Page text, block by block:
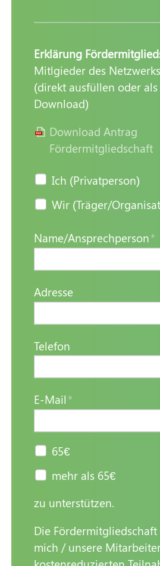
Erklärung
Mitlgieder des
(direkt ausfüllen oder als
Download)
Download Antrag
Fördermitgliedschaft
Ich (Privatperson)
Wir (Träger/
Name/Ansprechperson*
Adresse
Telefon
E-Mail*
65€
mehr als 65€
zu unterstützen.
Die
mich / unsere